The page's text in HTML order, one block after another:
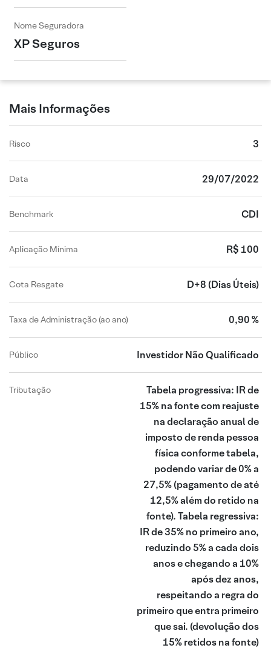
Nome Seguradora
XP Seguros
Mais Informações
Risco 3
Data 29/07/2022
Benchmark CDI
Aplicação Mínima R$ 100
Cota Resgate D+8 (Dias Úteis)
Taxa de Administração (ao ano) 0,90 %
Público Investidor Não Qualificado
Tributação
Tabela progressiva: IR de
15% na fonte com reajuste
na declaração anual de
imposto de renda pessoa
física conforme tabela,
podendo variar de 0% a
27,5% (pagamento de até
12,5% além do retido na
fonte). Tabela regressiva:
IR de 35% no primeiro ano,
reduzindo 5% a cada dois
anos e chegando a 10%
após dez anos,
respeitando a regra do
primeiro que entra primeiro
que sai. (devolução dos
15% retidos na fonte)